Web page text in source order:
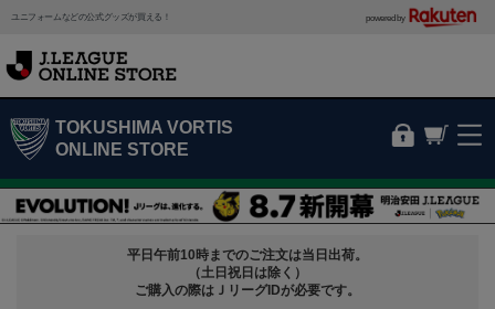
ユニフォームなどの公式グッズが買える！ powered by
TOKUSHIMA VORTIS
ONLINE STORE
平日午前10時までのご注文は当日出荷。
（土日祝日は除く）
ご購入の際はＪリーグIDが必要です。